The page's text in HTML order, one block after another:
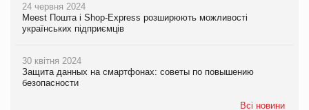
24 червня 2024
Meest Пошта і Shop-Express розширюють можливості
українських підприємців
30 квітня 2024
Защита данных на смартфонах: советы по повышению
безопасности
Всі новини